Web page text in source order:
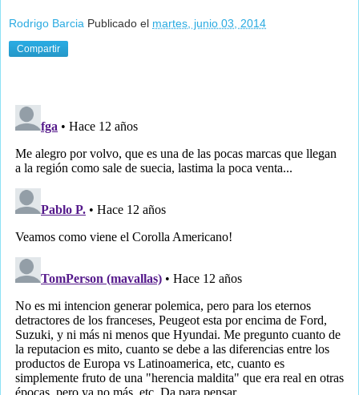
Rodrigo Barcia Publicado el martes, junio 03, 2014
Compartir